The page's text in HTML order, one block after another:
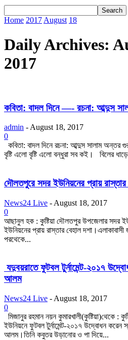
Home 2017 August 18
Daily Archives:
2017
কবিতা: বাদল দিনে —- রচনা: আব্দুস
admin - August 18, 2017
0
কবিতা: বাদল দিনে রচনা: আব্দুস সালাম অন্তর
বৃষ্টি এলো বৃষ্টি এলো বন্ধুরা সব কই। বিলের
দৌলতপুরে সদর ইউনিয়নের প্রায় রাস্তার
News24 Live - August 18, 2017
0
আছানুল হক : কুষ্টিয়া দৌলতপুর উপজেলার সদর
ইউনিয়নের প্রায় রাস্তার বেহাল দশা।এলাকাবাসী
পরথেকে...
যদুবয়রাতে ফুটবল টুর্নামেন্ট-২০১৭
আলম
News24 Live - August 18, 2017
0
মিজানুর রহমান নয়ন কুমারখালী(কুষ্টিয়া)থেকে :
ইউনিয়নে ফুটবল টুর্নামেন্ট-২০১৭ উদ্বোধন করেন
আলম।তিনি কবুতর উড়ানোর ও পা দিয়ে...